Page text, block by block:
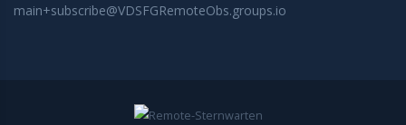
main+subscribe@VDSFGRemoteObs.groups.io